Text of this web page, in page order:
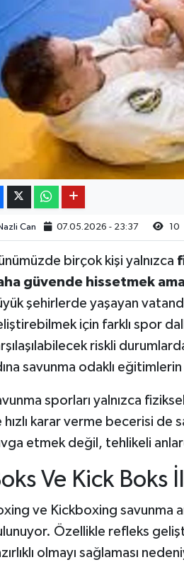
Can 07.05.2026 - 23:37 10
birçok kişi yalnızca
güvende hissetmek
şehirlerde yaşayan
için farklı spor
riskli
savunma odaklı
sporları yalnızca
hızlı karar verme becerisi de
etmek değil, tehlikeli
Ve Kick Boks
ve Kickboxing savunma
Özellikle refleks
olmayı sağlaması